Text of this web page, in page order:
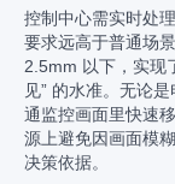
控制中心需实时处
要求远高于普通场景
2.5mm 以下，实现
见” 的水准。无论
通监控画面里快速
源上避免因画面模
决策依据。